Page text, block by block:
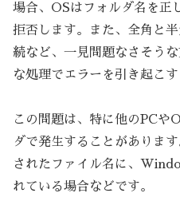
場合、OSはフォルダ名を正
拒否します。また、全角と
続など、一見問題なさそう
な処理でエラーを引き起こす
この問題は、特に他のPCや
ダで発生することがありま
されたファイル名に、
れている場合などです。